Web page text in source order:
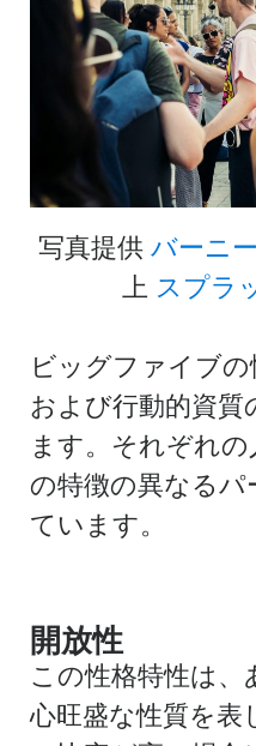
写真提供 バーニ
上 スプラ
ビッグファイブ
および行動的資質
ます。それぞれ
の特徴の異なるパ
ています。
開放性
この性格特性は
心旺盛な性質を表